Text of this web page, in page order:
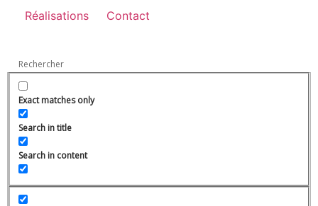
Réalisations Contact
Exact matches only
Search in title
Search in content